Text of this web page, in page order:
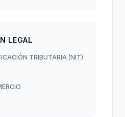
LEGAL
TRIBUTARIA (NIT)